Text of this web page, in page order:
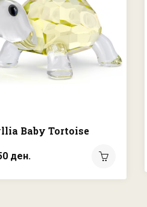
Baby Tortoise
ден.